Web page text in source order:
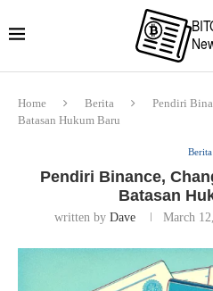
Home Berita
Pendiri
Batasan Hukum Baru
Berita
Pendiri Binance,
Batasan
written by Dave March